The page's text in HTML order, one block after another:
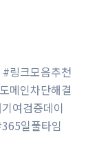
링크모음추천
메인차단해결
여검증데이
일풀타임